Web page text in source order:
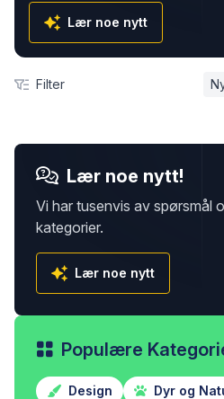
Lær noe nytt
Filter
Lær noe nytt!
Vi har tusenvis av spørsmål
kategorier.
Lær noe nytt
Populære
Design Dyr og